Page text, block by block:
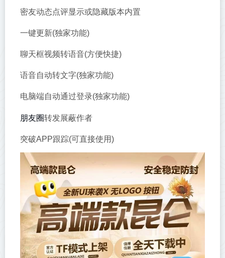
密友动态点评显示或隐藏版本内置
一键更新(独家功能)
聊天框视频转语音(方便快捷)
语音自动转文字(独家功能)
电脑端自动通过登录(独家功能)
朋友圈转发展蔽作者
突破APP跟踪(可直接使用)